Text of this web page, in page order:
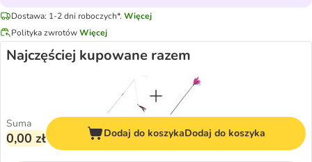
Dostawa: 1-2 dni roboczych*. Więcej
Polityka zwrotówWięcej
Najczęściej kupowane razem
Suma
0,00 zł Dodaj do koszykaDodaj do koszyka